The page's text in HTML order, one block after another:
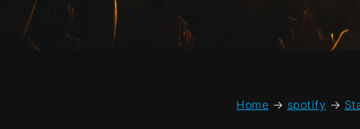
Home → spotify →